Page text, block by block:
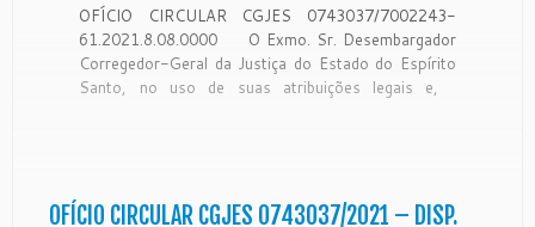
OFÍCIO CIRCULAR CGJES 0743037/7002243-
61.2021.8.08.0000 O Exmo. Sr. Desembargador
Corregedor-Geral da Justiça do Estado do Espírito
Santo, no uso de suas atribuições legais e,
OFÍCIO CIRCULAR CGJES 0743037/2021 – DISP.